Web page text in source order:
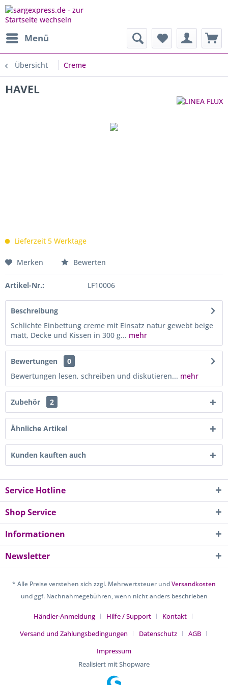
Menü
Übersicht Creme
HAVEL
Lieferzeit 5 Werktage
Merken Bewerten
Artikel-Nr.: LF10006
Beschreibung
Schlichte Einbettung creme mit Einsatz natur gewebt beige
matt, Decke und Kissen in 300 g... mehr
Bewertungen
0
Bewertungen lesen, schreiben und diskutieren... mehr
Zubehör 2
Ähnliche Artikel
Kunden kauften auch
Service Hotline
Shop Service
Informationen
Newsletter
* Alle Preise verstehen sich zzgl. Mehrwertsteuer undVersandkosten
und ggf. Nachnahmegebühren, wenn nicht anders beschrieben
Händler-Anmeldung Hilfe / Support
Kontakt
Versand und Zahlungsbedingungen
Datenschutz
AGB
Impressum
Realisiert mit Shopware